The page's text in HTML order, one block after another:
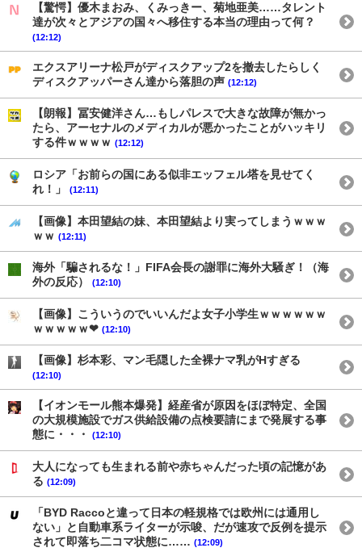
【驚愕】優木まおみ、くみっきー、菊地亜美……タレント
達が次々とアジアの国々へ移住する本当の理由って何？
(12:12)
エクスアリーナ松戸がディスクアップ2を撤去したらしく
ディスクアッパーさん達から落胆の声 (12:12)
【朗報】冨安健洋さん…もしパレスで大きな故障が無かっ
たら、アーセナルのメディカルが悪かったことがハッキリ
する件ｗｗｗｗ (12:12)
ロシア「お前らの国にある似非エッフェル塔を見せてく
れ！」
(12:11)
【画像】本田望結の妹、本田望結より実ってしまうｗｗｗ
ｗｗ (12:11)
海外「騙されるな！」FIFA会長の謝罪に海外大騒ぎ！（海
外の反応）
(12:10)
【画像】こういうのでいいんだよ女子小学生ｗｗｗｗｗｗ
ｗｗｗｗｗ❤ (12:10)
【画像】杉本彩、マン毛隠した全裸ナマ乳がHすぎる
(12:10)
【イオンモール熊本爆発】経産省が原因をほぼ特定、全国
の大規模施設でガス供給設備の点検要請にまで発展する事
態に・・・
(12:10)
大人になっても生まれる前や赤ちゃんだった頃の記憶があ
る (12:09)
「BYD Raccoと違って日本の軽規格では欧州には通用し
ない」と自動車系ライターが示唆、だが速攻で反例を提示
されて即落ち二コマ状態に…… (12:09)